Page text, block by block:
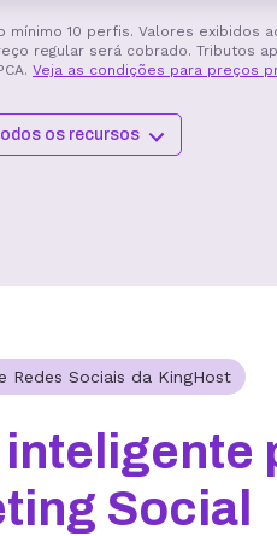
10 perfis. Valores exibidos
regular será cobrado. Tributos
Veja as condições para preços
os recursos
Redes Sociais da KingHost
Social